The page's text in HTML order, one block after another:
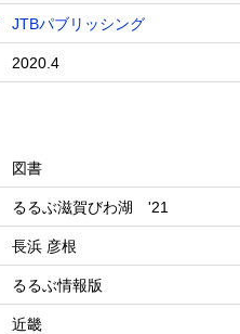
JTBパブリッシング
2020.4
図書
るるぶ滋賀びわ湖 '21
長浜 彦根
るるぶ情報版
近畿